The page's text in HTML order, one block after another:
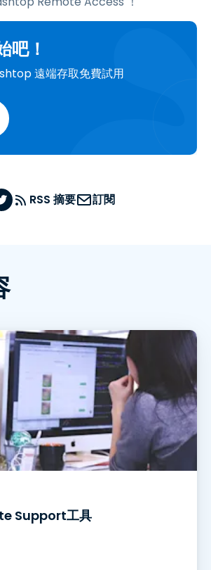
吧！
遠端存取免費試用
RSS 摘要 訂閱
Support工具